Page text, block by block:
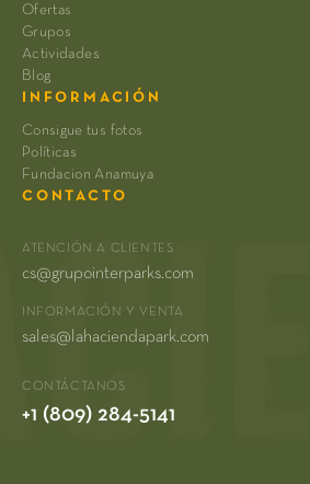
Ofertas
Grupos
Actividades
Blog
INFORMACIÓN
Consigue tus fotos
Políticas
Fundacion Anamuya
CONTACTO
ATENCIÓN A CLIENTES
cs@grupointerparks.com
INFORMACIÓN Y VENTA
sales@lahaciendapark.com
CONTÁCTANOS
+1 (809) 284-5141